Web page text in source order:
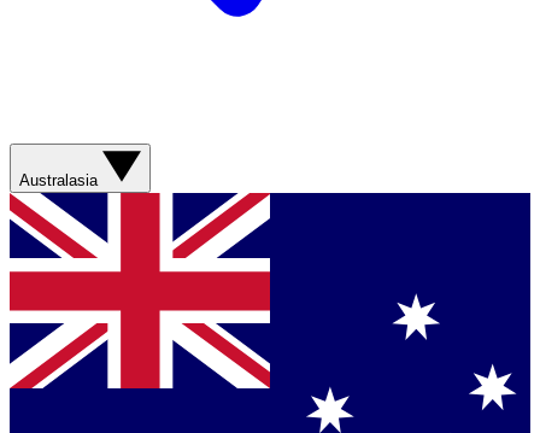
Australasia